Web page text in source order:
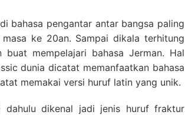
bahasa pengantar antar bangsa paling
ke 20an. Sampai dikala terhitung
buat mempelajari bahasa Jerman. Hal
dunia dicatat memanfaatkan bahasa
memakai versi huruf latin yang unik.
dahulu dikenal jadi jenis huruf fraktur